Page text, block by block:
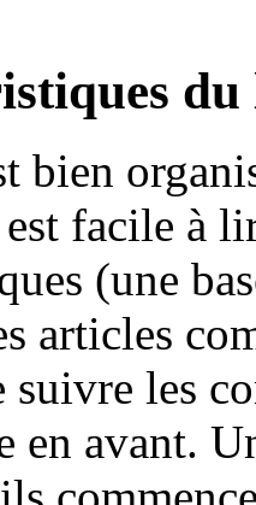
bien
facile à
(une
articles
les
en avant.